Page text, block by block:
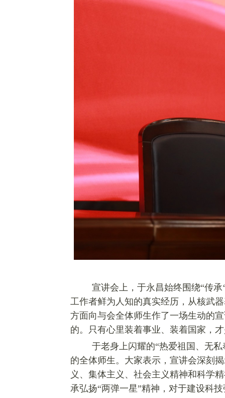
宣讲会上，于永昌始终围绕“传承
工作者鲜为人知的真实经历，从核武
方面向与会全体师生作了一场生动的
的。只有心里装着事业、装着国家，
于老身上闪耀的“热爱祖国、无
的全体师生。大家表示，宣讲会深刻
义、集体主义、社会主义精神和科学
承弘扬“两弹一星”精神，对于建设科